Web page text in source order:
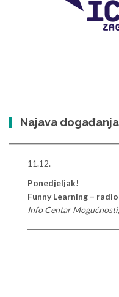
Najava događanja
11.12.
Ponedjeljak!
Funny Learning –
Info Centar